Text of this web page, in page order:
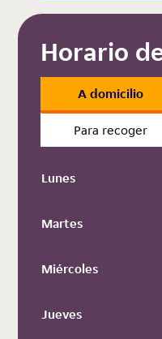
Horario
A domicilio
Para recoger
Lunes
Martes
Miércoles
Jueves